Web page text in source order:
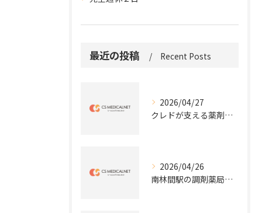
最近の投稿 Recent Posts
2026/04/27
クレドが支える薬剤師の働き方と成長
2026/04/26
南林間駅の調剤薬局昇給と評価